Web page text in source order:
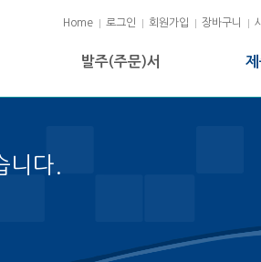
Home 로그인 회원가입 장바구니
발주(주문)서 제
니다.